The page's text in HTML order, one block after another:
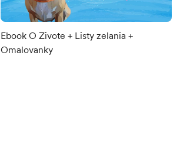
Ebook O Zivote + Listy zelania +
Omalovanky